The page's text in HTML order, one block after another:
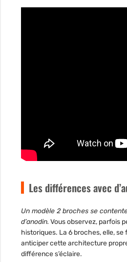
Les différences avec
Un modèle 2 broches se
d’anodin. Vous observez, parfois
historiques. La 6 broches, elle,
anticiper cette architecture
différence s’éclaire.